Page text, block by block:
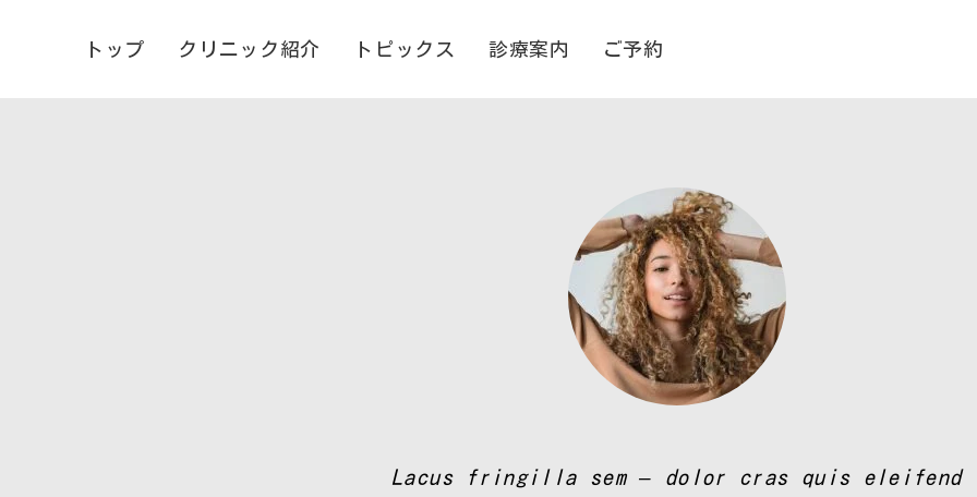
トップ クリニック紹介 トピックス 診療案内 ご予約
Lacus fringilla sem – dolor cras quis eleifend